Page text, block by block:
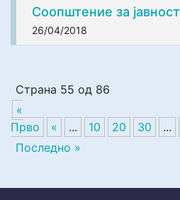
Соопштение за јавност
26/04/2018
Страна 55 од 86
«
Прво
« ... 10 20 30 ...
Последно »